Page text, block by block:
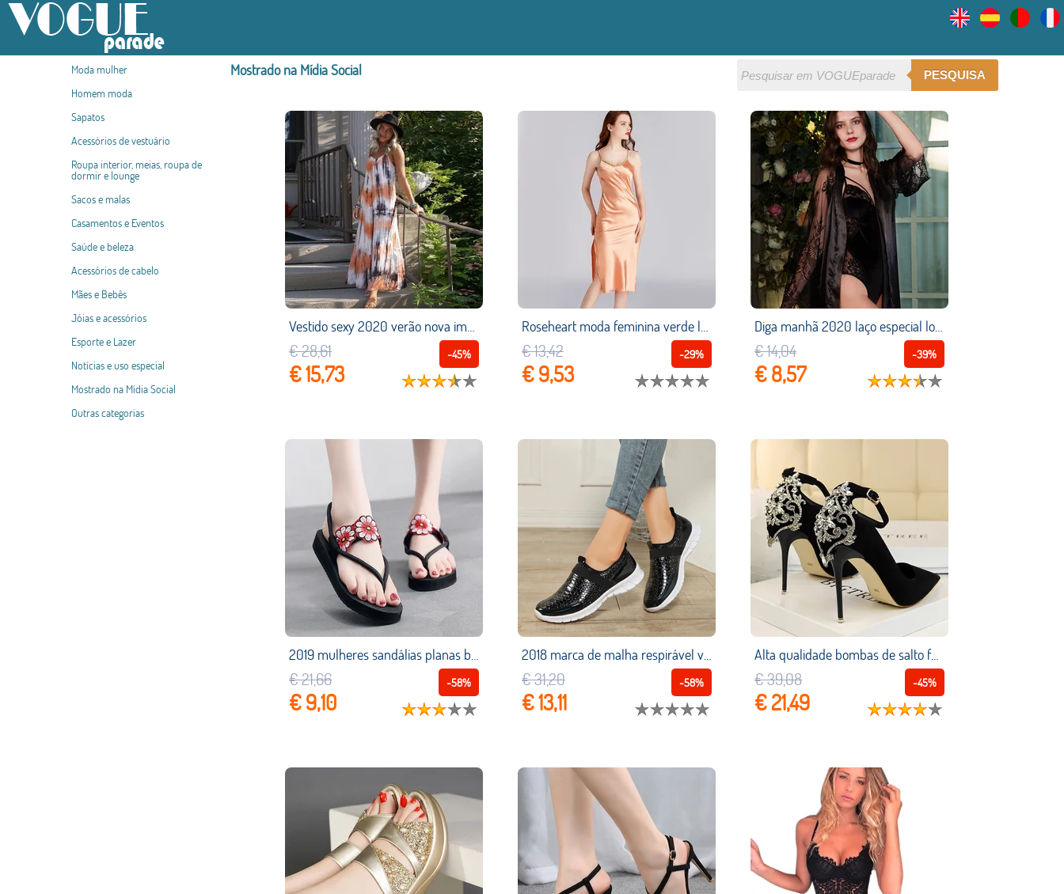
Moda mulher
Homem moda
Sapatos
Acessórios de vestuário
Roupa interior, meias, roupa de
dormir e lounge
Sacos e malas
Casamentos e Eventos
Saúde e beleza
Acessórios de cabelo
Mães e Bebês
Jóias e acessórios
Esporte e Lazer
Notícias e uso especial
Mostrado na Mídia Social
Outras categorias
PESQUISA
Mostrado na Mídia Social
Vestido sexy 2020 verão nova impressão tie dye pendurado largo solto feminino vestido de festa escritório praia roupas femininas vestidos de moda
-45%
€ 28,61
€ 15,73
Roseheart moda feminina verde laranja sexy sleepwear sem costas falso cinta de seda pijamas camisola feminina vestido
-29%
€ 13,42
€ 9,53
Diga manhã 2020 laço especial longo noite robe sleepwear senhora sexy noite vestido
-39%
€ 14,04
€ 8,57
2019 mulheres sandálias planas boêmio flor string sapatos de verão sandálias planas flip flops casuais sandálias de praia sapatos femininos
-58%
€ 21,66
€ 9,10
2018 marca de malha respirável verão sapatos femininos mocassins deslizamento em sapatos casuais ultraleve apartamentos sapatos novos zapatillas size35 42
-58%
€ 31,20
€ 13,11
Alta qualidade bombas de salto feminino 2019 verão novo tornozelo rendas vestidos de diamante das mulheres casamento salto alto sexy senhoras festa sapatos
-45%
€ 39,08
€ 21,49